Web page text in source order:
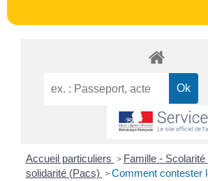
Accueil particuliers > Famille - Scolarité
solidarité (Pacs) > Comment contester